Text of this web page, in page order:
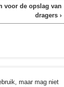
voor de opslag van
dragers ›
maar mag niet